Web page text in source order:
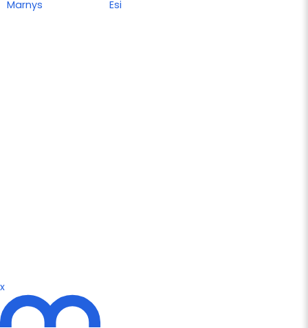
Marnys
Esi
x